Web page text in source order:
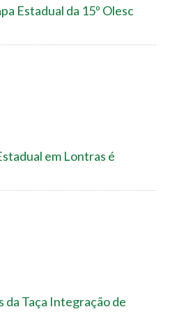
Estadual da 15º Olesc
em Lontras é
da Taça Integração de